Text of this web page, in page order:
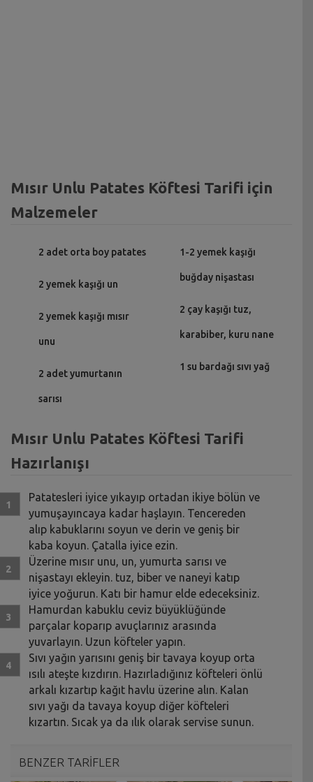
Mısır Unlu Patates Köftesi Tarifi için
Malzemeler
2 adet orta boy patates
2 yemek kaşığı un
2 yemek kaşığı mısır
unu
2 adet yumurtanın
sarısı
1-2 yemek kaşığı
buğday nişastası
2 çay kaşığı tuz,
karabiber, kuru nane
1 su bardağı sıvı yağ
Mısır Unlu Patates Köftesi Tarifi
Hazırlanışı
Patatesleri iyice yıkayıp ortadan ikiye bölün ve
yumuşayıncaya kadar haşlayın. Tencereden
alıp kabuklarını soyun ve derin ve geniş bir
kaba koyun. Çatalla iyice ezin.
Üzerine mısır unu, un, yumurta sarısı ve
nişastayı ekleyin. tuz, biber ve naneyi katıp
iyice yoğurun. Katı bir hamur elde edeceksiniz.
Hamurdan kabuklu ceviz büyüklüğünde
parçalar koparıp avuçlarınız arasında
yuvarlayın. Uzun köfteler yapın.
Sıvı yağın yarısını geniş bir tavaya koyup orta
ısılı ateşte kızdırın. Hazırladığınız köfteleri önlü
arkalı kızartıp kağıt havlu üzerine alın. Kalan
sıvı yağı da tavaya koyup diğer köfteleri
kızartın. Sıcak ya da ılık olarak servise sunun.
BENZER TARİFLER